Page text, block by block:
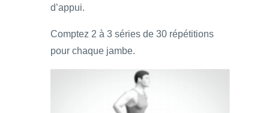
d’appui.
Comptez 2 à 3 séries de 30 répétitions
pour chaque jambe.